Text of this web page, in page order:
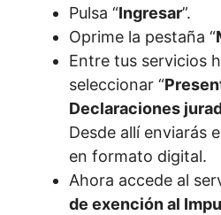
Pulsa “Ingresar”.
Oprime la pestaña “
Entre tus servicios
seleccionar “
Declaraciones
Desde allí enviarás
en formato digital.
Ahora accede al
de exención al